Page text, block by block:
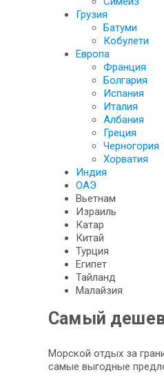
Грузия
Батуми
Кобулети
Европа
Франция
Болгария
Испания
Италия
Албания
Греция
Черногория
Хорватия
Индия
ОАЭ
Вьетнам
Израиль
Катар
Китай
Турция
Египет
Тайланд
Малайзия
Самый
Морской отдых за
самые выгодные